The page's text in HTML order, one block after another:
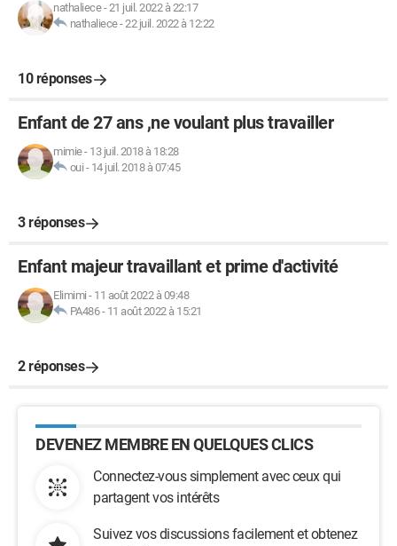
nathaliece-21 juil. 2022 à 22:17
nathaliece-22 juil. 2022 à 12:22
10 réponses
Enfant de 27 ans ,ne voulant plus travailler
mimie- 13 juil. 2018 à 18:28
oui - 14 juil. 2018 à 07:45
3 réponses
Enfant majeur travaillant et prime d'activité
Elimimi - 11 août 2022 à 09:48
PA486- 11 août 2022 à 15:21
2 réponses
DEVENEZ MEMBRE EN QUELQUES CLICS
Connectez-vous simplement avec ceux qui
partagent vos intérêts
Suivez vos discussions facilement et obtenez